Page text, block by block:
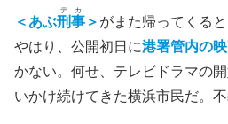
＜あぶ刑事
デカ
＞ がまた帰ってくる
やはり、公開初日に港署管内の
かない。何せ、テレビドラマの
いかけ続けてきた横浜市民だ。不